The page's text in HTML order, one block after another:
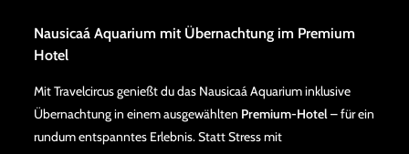
Nausicaá Aquarium mit Übernachtung im Premium
Hotel
Mit Travelcircus genießt du das Nausicaá Aquarium inklusive
Übernachtung in einem ausgewählten Premium-Hotel– für ein
rundum entspanntes Erlebnis. Statt Stress mit